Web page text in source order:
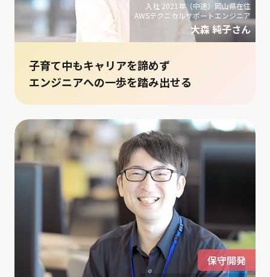
入社 2021年（中途）岡山県在住
AWSテクニカルサポートエンジニア
大森 純子さん
子育て中もキャリアを諦めず
エンジニアへの一歩を踏み出せる
保守開発